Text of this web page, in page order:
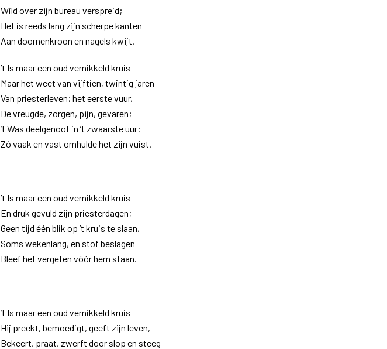
Wild over zijn bureau verspreid;
Het is reeds lang zijn scherpe kanten
Aan doornenkroon en nagels kwijt.
’t Is maar een oud vernikkeld kruis
Maar het weet van vijftien, twintig jaren
Van priesterleven; het eerste vuur,
De vreugde, zorgen, pijn, gevaren;
’t Was deelgenoot in ’t zwaarste uur:
Zó vaak en vast omhulde het zijn vuist.
’t Is maar een oud vernikkeld kruis
En druk gevuld zijn priesterdagen;
Geen tijd één blik op ’t kruis te slaan,
Soms wekenlang, en stof beslagen
Bleef het vergeten vóór hem staan.
’t Is maar een oud vernikkeld kruis
Hij preekt, bemoedigt, geeft zijn leven,
Bekeert, praat, zwerft door slop en steeg